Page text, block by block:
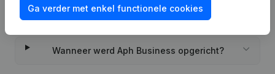
Wat is het PEPPOL ID van Aph Business?
Wanneer werd Aph Business opgericht?
Ga verder met enkel functionele cookies